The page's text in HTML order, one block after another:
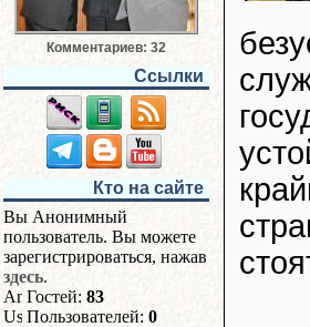
Комментариев: 32
Ссылки
Кто на сайте
Вы Анонимный
пользователь. Вы можете
зарегистрироваться, нажав
здесь.
Гостей: 83
Пользователей: 0